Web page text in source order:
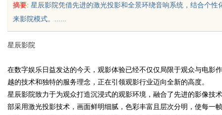
摘要: 星辰影院凭借先进的激光投影和全景环绕音响系统，结合个
来影院模式。......
星辰影院
在数字娱乐日益发达的今天，观影体验已经不仅仅局限于观众与电影
越的技术和独特的服务理念，正在引领观影行业迈向全新的高度。
星辰影院致力于为观众打造沉浸式的观影环境，融合了先进的影像技
部采用激光投影技术，画面鲜明细腻，色彩丰富且层次分明，使每一
时代影视娱乐的创
高分子材料有限公司董事长陈世